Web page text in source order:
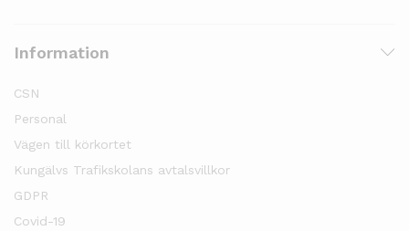
Information
CSN
Personal
Vägen till körkortet
Kungälvs Trafikskolans avtalsvillkor
GDPR
Covid-19